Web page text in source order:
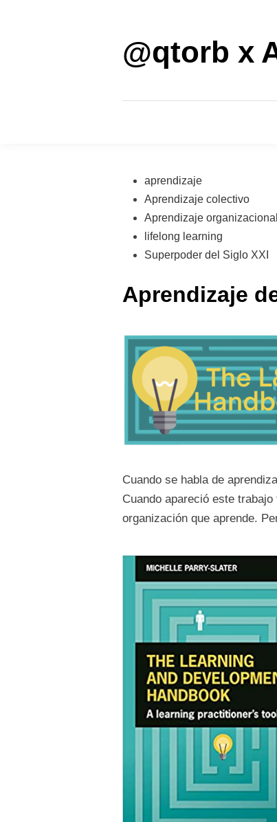
@qtorb x
Publicado
en
aprendizaje
Aprendizaje colectivo
Aprendizaje organizacional
lifelong learning
Superpoder del Siglo XXI
Aprendizaje
Cuando se habla de
Cuando apareció este
organización que aprende.